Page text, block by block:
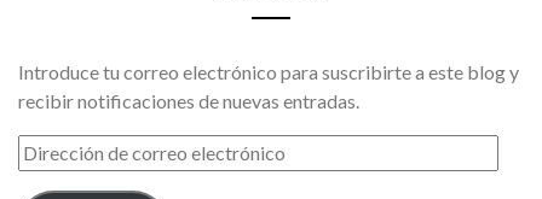
Introduce tu correo electrónico para suscribirte a este blog y
recibir notificaciones de nuevas entradas.
DIRECCIÓN
DE
CORREO